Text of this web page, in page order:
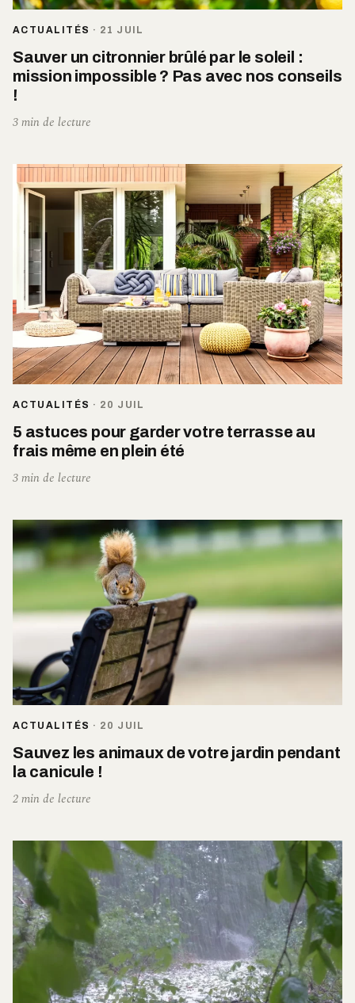
ACTUALITÉS · 21 JUIL
Sauver un citronnier brûlé par le soleil :
mission impossible ? Pas avec nos conseils
!
3 min de lecture
ACTUALITÉS · 20 JUIL
5 astuces pour garder votre terrasse au
frais même en plein été
3 min de lecture
ACTUALITÉS · 20 JUIL
Sauvez les animaux de votre jardin pendant
la canicule !
2 min de lecture